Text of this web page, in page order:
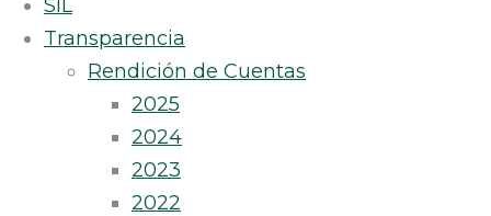
SIL
Transparencia
Rendición de Cuentas
2025
2024
2023
2022